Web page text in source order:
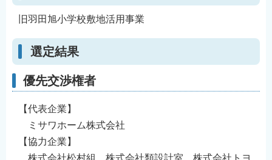
旧羽田旭小学校敷地活用事業
選定結果
優先交渉権者
【代表企業】
ミサワホーム株式会社
【協力企業】